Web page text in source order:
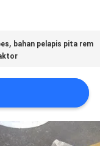
, bahan pelapis pita rem